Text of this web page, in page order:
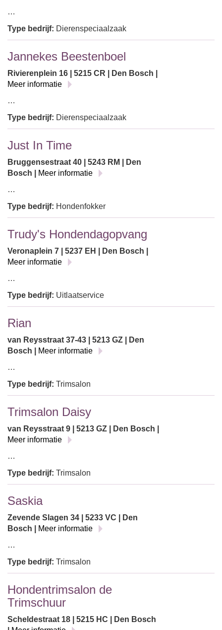
…
Type bedrijf: Dierenspeciaalzaak
Jannekes Beestenboel
Rivierenplein 16 | 5215 CR | Den Bosch |
Meer informatie
…
Type bedrijf: Dierenspeciaalzaak
Just In Time
Bruggensestraat 40 | 5243 RM | Den
Bosch |
Meer informatie
…
Type bedrijf: Hondenfokker
Trudy's Hondendagopvang
Veronaplein 7 | 5237 EH | Den Bosch |
Meer informatie
…
Type bedrijf: Uitlaatservice
Rian
van Reysstraat 37-43 | 5213 GZ | Den
Bosch |
Meer informatie
…
Type bedrijf: Trimsalon
Trimsalon Daisy
van Reysstraat 9 | 5213 GZ | Den Bosch |
Meer informatie
…
Type bedrijf: Trimsalon
Saskia
Zevende Slagen 34 | 5233 VC | Den
Bosch |
Meer informatie
…
Type bedrijf: Trimsalon
Hondentrimsalon de
Trimschuur
Scheldestraat 18 | 5215 HC | Den Bosch